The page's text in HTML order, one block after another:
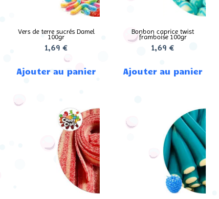
Vers de terre sucrés Damel
100gr
1,69€
Ajouter au panier
Bonbon caprice twist
framboise 100gr
1,69 €
Ajouter au panier